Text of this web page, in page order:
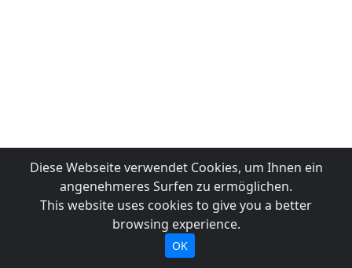
Diese Webseite verwendet Cookies, um Ihnen ein
angenehmeres Surfen zu ermöglichen.
This website uses cookies to give you a better
browsing experience.
OK